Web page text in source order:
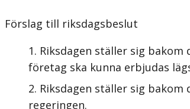
Förslag till riksdagsbeslut
Riksdagen ställer sig
företag ska kunna erbjudas
Riksdagen ställer sig
regeringen.